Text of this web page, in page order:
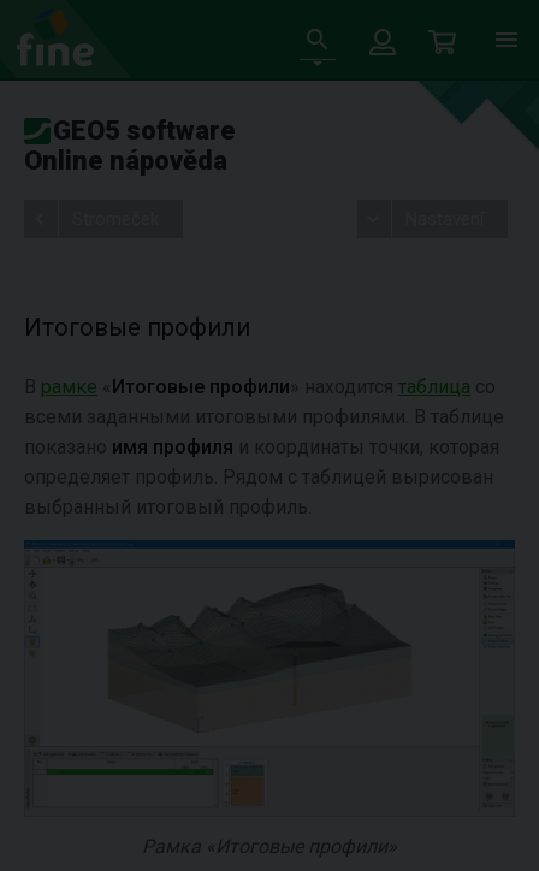
GEO5 software
Online nápověda
Итоговые профили
В рамке « Итоговые профили » находится таблица со
всеми заданными итоговыми профилями. В таблице
показано имя профиля и координаты точки, которая
определяет профиль. Рядом с таблицей вырисован
выбранный итоговый профиль.
Рамка «Итоговые профили»